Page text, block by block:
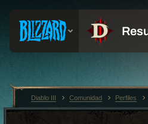
Diablo III Comunidad Perfiles